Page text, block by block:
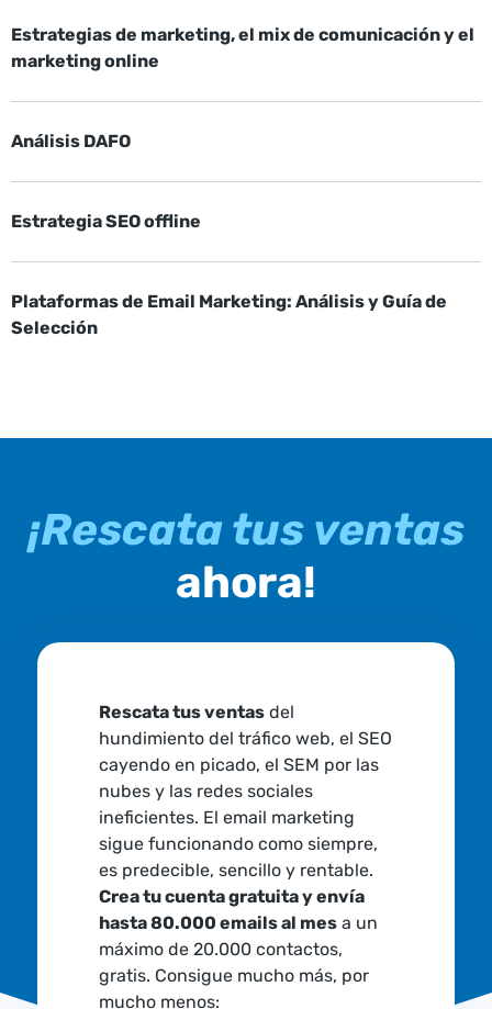
Estrategias de marketing, el mix de comunicación y el
marketing online
Análisis DAFO
Estrategia SEO offline
Plataformas de Email Marketing: Análisis y Guía de
Selección
¡Rescata tus ventas
ahora!
Rescata tus ventasdel
hundimiento del tráfico web, el SEO
cayendo en picado, el SEM por las
nubes y las redes sociales
ineficientes. El email marketing
sigue funcionando como siempre,
es predecible, sencillo y rentable.
Crea tu cuenta gratuita y envía
hasta 80.000 emails al mesa un
máximo de 20.000 contactos,
gratis. Consigue mucho más, por
mucho menos: